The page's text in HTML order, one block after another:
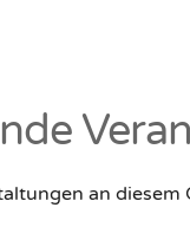
an diesem